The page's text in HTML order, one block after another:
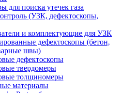
для поиска утечек газа
(УЗК, дефектоскопы,
и комплектующие для УЗК
дефектоскопы (бетон,
швы)
дефектоскопы
твердомеры
толщиномеры
материалы